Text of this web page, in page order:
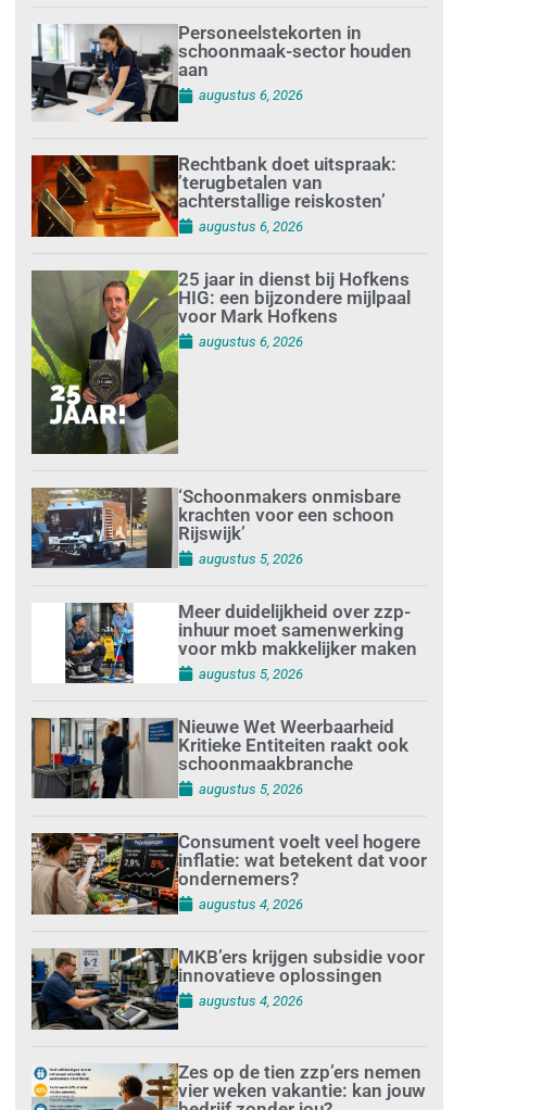
Personeelstekorten in
schoonmaak-sector houden
aan
augustus 6, 2026
Rechtbank doet uitspraak:
’terugbetalen van
achterstallige reiskosten’
augustus 6, 2026
25 jaar in dienst bij Hofkens
HIG: een bijzondere mijlpaal
voor Mark Hofkens
augustus 6, 2026
‘Schoonmakers onmisbare
krachten voor een schoon
Rijswijk’
augustus 5, 2026
Meer duidelijkheid over zzp-
inhuur moet samenwerking
voor mkb makkelijker maken
augustus 5, 2026
Nieuwe Wet Weerbaarheid
Kritieke Entiteiten raakt ook
schoonmaakbranche
augustus 5, 2026
Consument voelt veel hogere
inflatie: wat betekent dat voor
ondernemers?
augustus 4, 2026
MKB’ers krijgen subsidie voor
innovatieve oplossingen
augustus 4, 2026
Zes op de tien zzp’ers nemen
vier weken vakantie: kan jouw